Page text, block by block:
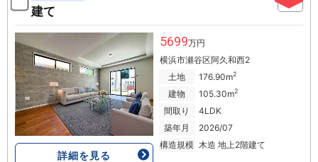
建て
詳細を見る
5699万円
横浜市瀬谷区阿久和西2
土地
176.90m2
建物 105.30m2
間取り
4LDK
築年月
2026/07
構造規模 木造 地上2階建て